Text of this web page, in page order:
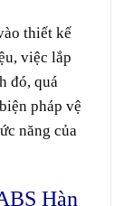
thiết kế
việc lắp
đó, quá
pháp vệ
năng của
Hàn